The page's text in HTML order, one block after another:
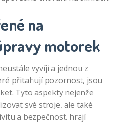
na
motorek
vyvíjí a jednou z
přitahují pozornost, jsou
Tyto aspekty nejenže
své stroje, ale také
a bezpečnost. hrají